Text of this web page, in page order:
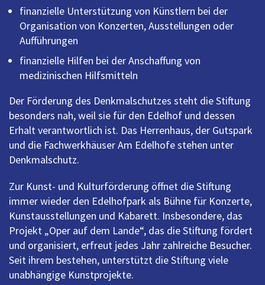
finanzielle Unterstützung von Künstlern bei der
Organisation von Konzerten, Ausstellungen oder
Aufführungen
finanzielle Hilfen bei der Anschaffung von
medizinischen Hilfsmitteln
Der Förderung des Denkmalschutzes steht die Stiftung
besonders nah, weil sie für den Edelhof und dessen
Erhalt verantwortlich ist. Das Herrenhaus, der Gutspark
und die Fachwerkhäuser Am Edelhofe stehen unter
Denkmalschutz.
Zur Kunst- und Kulturförderung öffnet die Stiftung
immer wieder den Edelhofpark als Bühne für Konzerte,
Kunstausstellungen und Kabarett. Insbesondere, das
Projekt „Oper auf dem Lande“, das die Stiftung fördert
und organisiert, erfreut jedes Jahr zahlreiche Besucher.
Seit ihrem bestehen, unterstützt die Stiftung viele
unabhängige Kunstprojekte.